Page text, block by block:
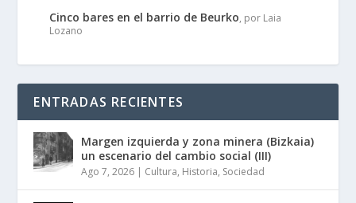
Cinco bares en el barrio de Beurko, por Laia
Lozano
ENTRADAS RECIENTES
Margen izquierda y zona minera (Bizkaia)
un escenario del cambio social (III)
Ago 7, 2026 | Cultura, Historia, Sociedad